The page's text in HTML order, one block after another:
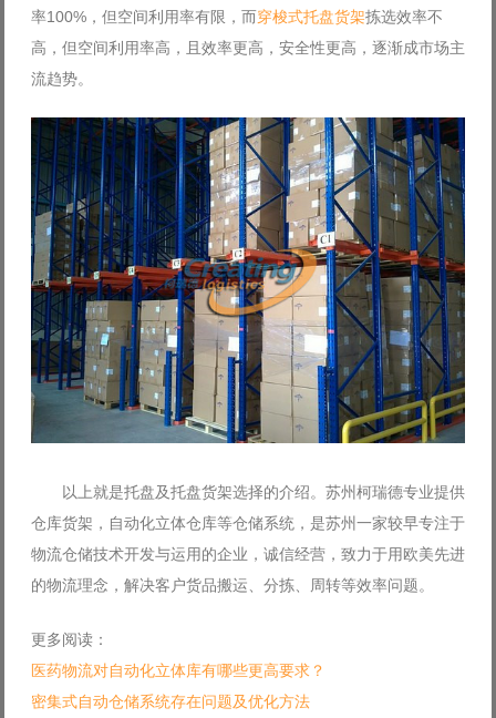
率100%，但空间利用率有限，而穿梭式托盘货架拣选效率不
高，但空间利用率高，且效率更高，安全性更高，逐渐成市场主
流趋势。
以上就是托盘及托盘货架选择的介绍。苏州柯瑞德专业提供
仓库货架，自动化立体仓库等仓储系统，是苏州一家较早专注于
物流仓储技术开发与运用的企业，诚信经营，致力于用欧美先进
的物流理念，解决客户货品搬运、分拣、周转等效率问题。
更多阅读：
医药物流对自动化立体库有哪些更高要求？
密集式自动仓储系统存在问题及优化方法